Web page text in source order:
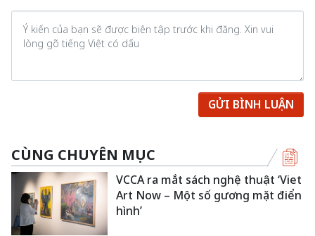
GỬI BÌNH LUẬN
CÙNG CHUYÊN MỤC
VCCA ra mắt sách nghệ thuật ‘Viet
Art Now – Một số gương mặt điển
hình’